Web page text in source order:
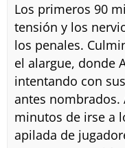
Los primeros 90
tensión y los
los penales.
el alargue, donde
intentando con
antes nombrados.
minutos de irse a
apilada de